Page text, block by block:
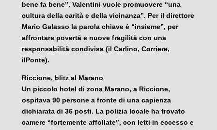
bene fa bene”. Valentini vuole promuovere “una
cultura della carità e della vicinanza”. Per il direttore
Mario Galasso la parola chiave è “insieme”, per
affrontare povertà e nuove fragilità con una
responsabilità condivisa (il Carlino, Corriere,
ilPonte).
Riccione, blitz al Marano
Un piccolo hotel di zona Marano, a Riccione,
ospitava 90 persone a fronte di una capienza
dichiarata di 36 posti. La polizia locale ha trovato
camere “fortemente affollate”, con letti in eccesso e